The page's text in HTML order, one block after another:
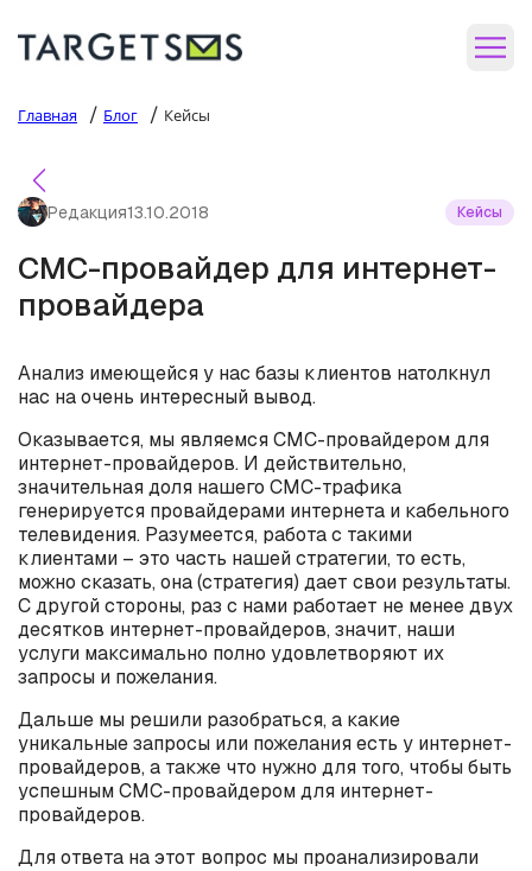
Главная / Блог / Кейсы
Редакция13.10.2018 Кейсы
СМС-провайдер для интернет-
провайдера
Анализ имеющейся у нас базы клиентов натолкнул
нас на очень интересный вывод.
Оказывается, мы являемся СМС-провайдером для
интернет-провайдеров. И действительно,
значительная доля нашего СМС-трафика
генерируется провайдерами интернета и кабельного
телевидения. Разумеется, работа с такими
клиентами – это часть нашей стратегии, то есть,
можно сказать, она (стратегия) дает свои результаты.
С другой стороны, раз с нами работает не менее двух
десятков интернет-провайдеров, значит, наши
услуги максимально полно удовлетворяют их
запросы и пожелания.
Дальше мы решили разобраться, а какие
уникальные запросы или пожелания есть у интернет-
провайдеров, а также что нужно для того, чтобы быть
успешным СМС-провайдером для интернет-
провайдеров.
Для ответа на этот вопрос мы проанализировали